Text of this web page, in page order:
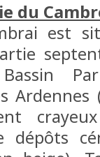
du
est
dépôts